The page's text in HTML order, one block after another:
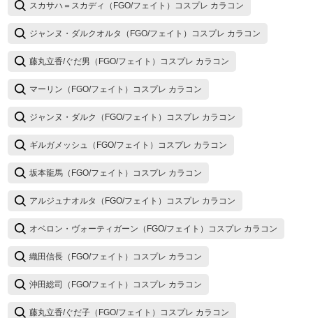
スカサハ＝スカディ（FGO/フェイト）コスプレ カラコン
ジャンヌ・ダルクオルタ（FGO/フェイト）コスプレ カラコン
藤丸立香/ぐだ男（FGO/フェイト）コスプレ カラコン
マーリン（FGO/フェイト）コスプレ カラコン
ジャンヌ・ダルク（FGO/フェイト）コスプレ カラコン
ギルガメッシュ（FGO/フェイト）コスプレ カラコン
坂本龍馬（FGO/フェイト）コスプレ カラコン
アルジュナオルタ（FGO/フェイト）コスプレ カラコン
オベロン・ヴォーティガーン（FGO/フェイト）コスプレ カラコン
織田信長（FGO/フェイト）コスプレ カラコン
沖田総司（FGO/フェイト）コスプレ カラコン
藤丸立香/ぐだ子（FGO/フェイト）コスプレ カラコン